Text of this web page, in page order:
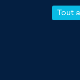
Reprendre unTout